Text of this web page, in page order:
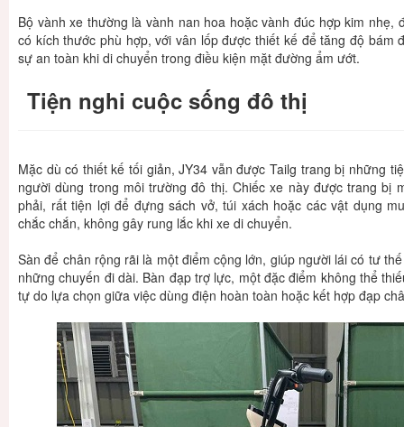
Bộ vành xe thường là vành nan hoa hoặc vành đúc hợp kim nhẹ,
có kích thước phù hợp, với vân lốp được thiết kế để tăng độ bám
sự an toàn khi di chuyển trong điều kiện mặt đường ẩm ướt.
Tiện nghi cuộc sống đô thị
Mặc dù có thiết kế tối giản, JY34 vẫn được Tailg trang bị những
người dùng trong môi trường đô thị. Chiếc xe này được trang bị
phải, rất tiện lợi để đựng sách vở, túi xách hoặc các vật dụng
chắc chắn, không gây rung lắc khi xe di chuyển.
Sàn để chân rộng rãi là một điểm cộng lớn, giúp người lái có tư
những chuyến đi dài. Bàn đạp trợ lực, một đặc điểm không thể
tự do lựa chọn giữa việc dùng điện hoàn toàn hoặc kết hợp đạp